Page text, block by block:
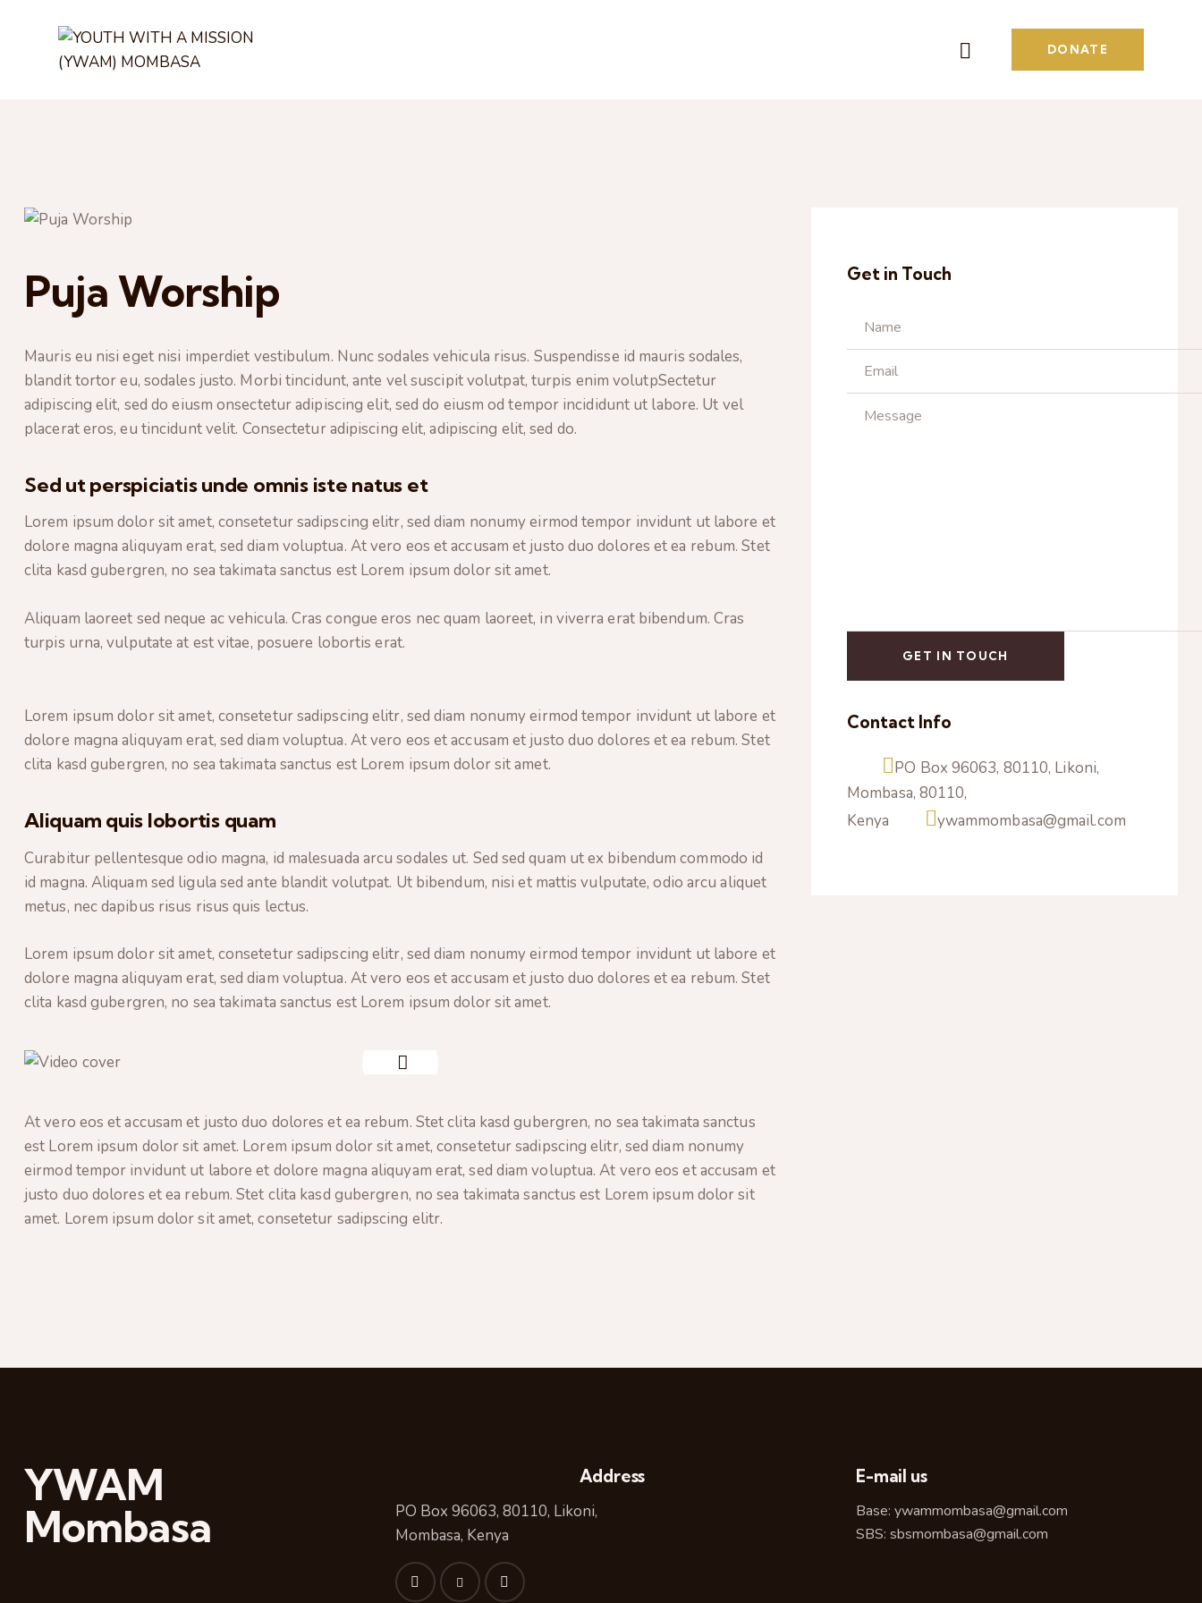
DONATE
Puja Worship
Mauris eu nisi eget nisi imperdiet vestibulum. Nunc sodales vehicula risus. Suspendisse id mauris sodales,
blandit tortor eu, sodales justo. Morbi tincidunt, ante vel suscipit volutpat, turpis enim volutpSectetur
adipiscing elit, sed do eiusm onsectetur adipiscing elit, sed do eiusm od tempor incididunt ut labore. Ut vel
placerat eros, eu tincidunt velit. Consectetur adipiscing elit, adipiscing elit, sed do.
Sed ut perspiciatis unde omnis iste natus et
Lorem ipsum dolor sit amet, consetetur sadipscing elitr, sed diam nonumy eirmod tempor invidunt ut labore et
dolore magna aliquyam erat, sed diam voluptua. At vero eos et accusam et justo duo dolores et ea rebum. Stet
clita kasd gubergren, no sea takimata sanctus est Lorem ipsum dolor sit amet.
Aliquam laoreet sed neque ac vehicula. Cras congue eros nec quam laoreet, in viverra erat bibendum. Cras
turpis urna, vulputate at est vitae, posuere lobortis erat.
Lorem ipsum dolor sit amet, consetetur sadipscing elitr, sed diam nonumy eirmod tempor invidunt ut labore et
dolore magna aliquyam erat, sed diam voluptua. At vero eos et accusam et justo duo dolores et ea rebum. Stet
clita kasd gubergren, no sea takimata sanctus est Lorem ipsum dolor sit amet.
Aliquam quis lobortis quam
Curabitur pellentesque odio magna, id malesuada arcu sodales ut. Sed sed quam ut ex bibendum commodo id
id magna. Aliquam sed ligula sed ante blandit volutpat. Ut bibendum, nisi et mattis vulputate, odio arcu aliquet
metus, nec dapibus risus risus quis lectus.
Lorem ipsum dolor sit amet, consetetur sadipscing elitr, sed diam nonumy eirmod tempor invidunt ut labore et
dolore magna aliquyam erat, sed diam voluptua. At vero eos et accusam et justo duo dolores et ea rebum. Stet
clita kasd gubergren, no sea takimata sanctus est Lorem ipsum dolor sit amet.
At vero eos et accusam et justo duo dolores et ea rebum. Stet clita kasd gubergren, no sea takimata sanctus
est Lorem ipsum dolor sit amet. Lorem ipsum dolor sit amet, consetetur sadipscing elitr, sed diam nonumy
eirmod tempor invidunt ut labore et dolore magna aliquyam erat, sed diam voluptua. At vero eos et accusam et
justo duo dolores et ea rebum. Stet clita kasd gubergren, no sea takimata sanctus est Lorem ipsum dolor sit
amet. Lorem ipsum dolor sit amet, consetetur sadipscing elitr.
Get in Touch
Contact Info
PO Box 96063, 80110, Likoni,
Mombasa, 80110,
Kenya
ywammombasa@gmail.com
YWAM
Mombasa
Address
PO Box 96063, 80110, Likoni,
Mombasa, Kenya
E-mail us
Base:ywammombasa@gmail.com
SBS:sbsmombasa@gmail.com